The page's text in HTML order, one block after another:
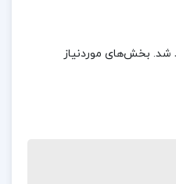
است که به بیان
و اقتصادی او
گاندی از آموزه‌های
مثبت در جامعه استفاده
شد. بخش‌های موردنیاز